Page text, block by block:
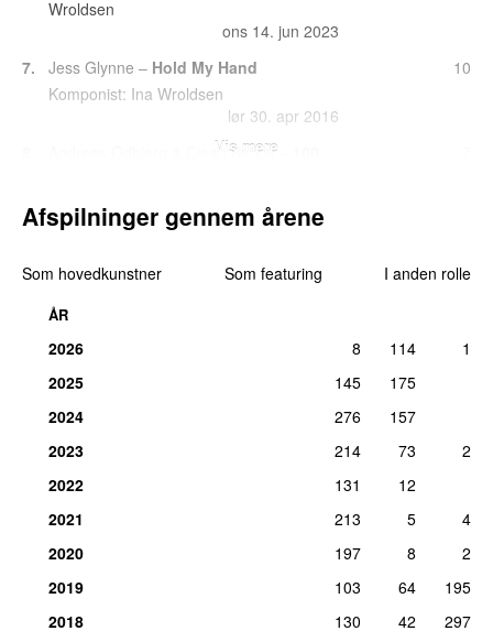
ons 14. jun 2023
Wroldsen
7. Jess Glynne – Hold My Hand
lør 30. apr 2016
10
Komponist: Ina Wroldsen
Clean Bandit–
lør 26. jun 2021
Komponist:Ina Wroldsen
Calvin Harris
How Deep Is Your
fre 21. nov 2025
4
Komponist, medvirkende (sang): Ina Wroldsen
Jax Jones
I Miss U (Joel Corry
tors 14. jan 2021
2
Komponist:
Jax Jones I Miss U (Vize Remix)
2
Komponist:
Vis mere
Afspilninger gennem årene
Som hovedkunstner Som featuring I anden rolle
ÅR
2026 8 114
1
2025
145
175
2024
276
157
2023
214 73
2
2022
131
12
2021
213 5
4
2020
197 8
2
2019
103 64
195
2018
130 42
297